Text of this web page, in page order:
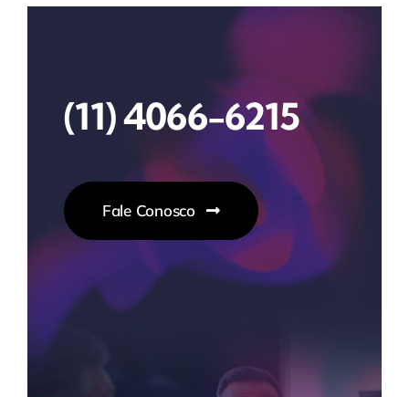
(11) 4066-6215
Fale Conosco